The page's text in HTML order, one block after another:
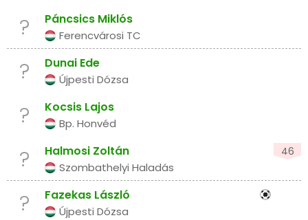
? Páncsics Miklós
Ferencvárosi TC
? Dunai Ede
Újpesti Dózsa
? Kocsis Lajos
Bp. Honvéd
? Halmosi Zoltán 46
Szombathelyi Haladás
? Fazekas László
Újpesti Dózsa